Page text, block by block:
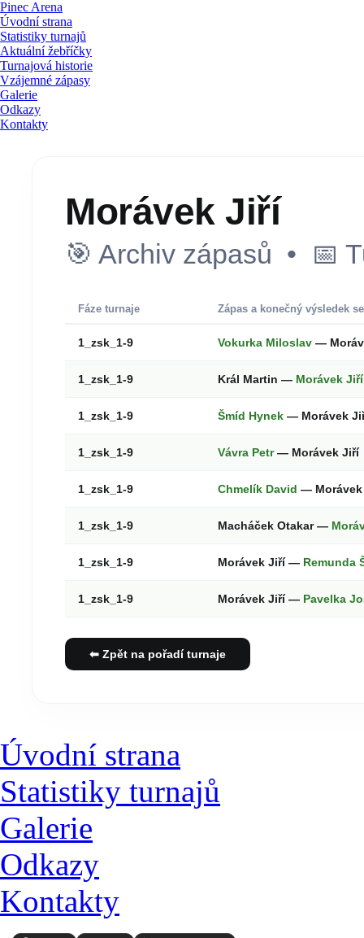
Pinec Arena
Úvodní strana
Statistiky turnajů
Aktuální žebříčky
Turnajová historie
Vzájemné zápasy
Galerie
Odkazy
Kontakty
Morávek Jiří
🎯 Archiv zápasů • 📅
Fáze turnaje Zápas a konečný výsledek
1_zsk_1-9 Vokurka Miloslav —
1_zsk_1-9 Král Martin — Morávek Jiří
1_zsk_1-9 Šmíd Hynek — Morávek
1_zsk_1-9 Vávra Petr— Morávek Jiří
1_zsk_1-9 Chmelík David —
1_zsk_1-9 Macháček Otakar —
1_zsk_1-9 Morávek Jiří — Remunda
1_zsk_1-9 Morávek Jiří — Pavelka
⬅ Zpět na pořadí turnaje
Úvodní strana
Statistiky turnajů
Galerie
Odkazy
Kontakty